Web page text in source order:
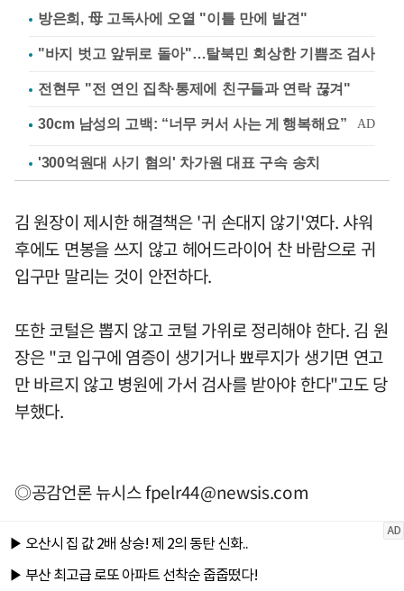
방은희, 母 고독사에 오열 "이틀 만에 발견"
"바지 벗고 앞뒤로 돌아"…탈북민 회상한 기쁨조 검사
전현무 "전 연인 집착·통제에 친구들과 연락 끊겨"
'300억원대 사기 혐의' 차가원 대표 구속 송치
김 원장이 제시한 해결책은 '귀 손대지 않기'였다. 샤워
후에도 면봉을 쓰지 않고 헤어드라이어 찬 바람으로 귀
입구만 말리는 것이 안전하다.
또한 코털은 뽑지 않고 코털 가위로 정리해야 한다. 김 원
장은 "코 입구에 염증이 생기거나 뾰루지가 생기면 연고
만 바르지 않고 병원에 가서 검사를 받아야 한다"고도 당
부했다.
◎공감언론 뉴시스fpelr44@newsis.com